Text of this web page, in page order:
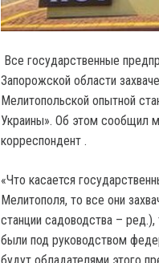
Все государственные
Запорожской области
Мелитопольской опытной
Украины». Об этом сообщил
корреспондент .
«Что касается
Мелитополя, то все они
станции садоводства –
были под руководством